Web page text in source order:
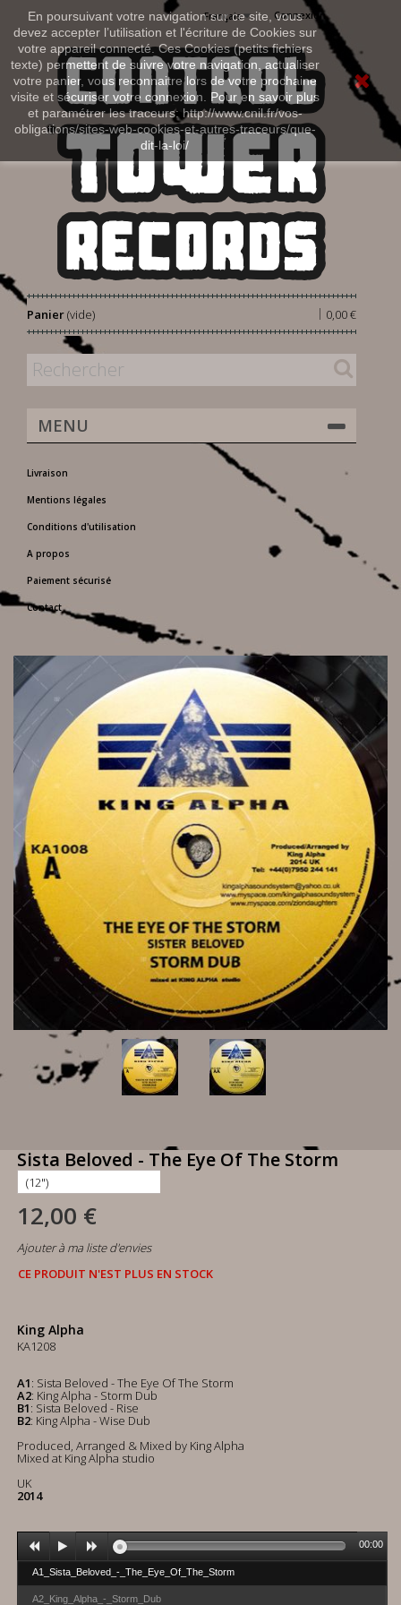
En poursuivant votre navigation sur ce site, vous
devez accepter l’utilisation et l'écriture de Cookies sur
votre appareil connecté. Ces Cookies (petits fichiers
texte) permettent de suivre votre navigation, actualiser
votre panier, vous reconnaitre lors de votre prochaine
visite et sécuriser votre connexion. Pour en savoir plus
et paramétrer les traceurs: http://www.cnil.fr/vos-
obligations/sites-web-cookies-et-autres-traceurs/que-
dit-la-loi/
Connexion
Français
Panier 0,00 €
|
(vide)
MENU
Livraison
Mentions légales
Conditions d'utilisation
A propos
Paiement sécurisé
Contact
Sista Beloved - The Eye Of The Storm
12,00 €
Ajouter à ma liste d'envies
CE PRODUIT N'EST PLUS EN STOCK
King Alpha
KA1208
A1: Sista Beloved - The Eye Of The Storm
A2: King Alpha - Storm Dub
B1: Sista Beloved - Rise
B2: King Alpha - Wise Dub
Produced, Arranged & Mixed by King Alpha
Mixed at King Alpha studio
UK
2014
A1_Sista_Beloved_-_The_Eye_Of_The_Storm
A2_King_Alpha_-_Storm_Dub
00:00